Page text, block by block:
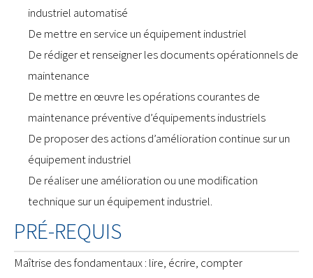
industriel automatisé
De mettre en service un équipement industriel
De rédiger et renseigner les documents opérationnels de
maintenance
De mettre en œuvre les opérations courantes de
maintenance préventive d’équipements industriels
De proposer des actions d’amélioration continue sur un
équipement industriel
De réaliser une amélioration ou une modification
technique sur un équipement industriel.
PRÉ-REQUIS
Maîtrise des fondamentaux : lire, écrire, compter